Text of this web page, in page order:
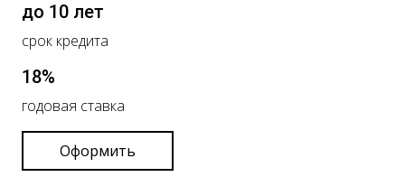
до 10 лет
срок кредита
18%
годовая ставка
Оформить